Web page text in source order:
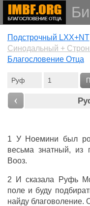
Подстрочный LXX+NT
Cинодальный +
Благословение Отца
‹
1 У Ноемини был
весьма знатный, из
Вооз.
2 Исказала Руфь
полеи буду
найду благоволение.